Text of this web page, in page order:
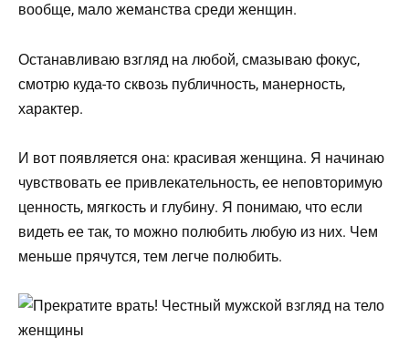
вообще, мало жеманства среди женщин.
Останавливаю взгляд на любой, смазываю фокус,
смотрю куда-то сквозь публичность, манерность,
характер.
И вот появляется она: красивая женщина. Я начинаю
чувствовать ее привлекательность, ее неповторимую
ценность, мягкость и глубину. Я понимаю, что если
видеть ее так, то можно полюбить любую из них. Чем
меньше прячутся, тем легче полюбить.